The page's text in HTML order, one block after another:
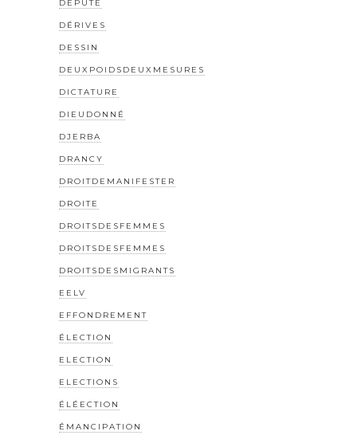
DÉPUTÉ
DÉRIVES
DESSIN
DEUXPOIDSDEUXMESURES
DICTATURE
DIEUDONNÉ
DJERBA
DRANCY
DROITDEMANIFESTER
DROITE
DROITSDESFEMMES
DROITSDESFEMMES
DROITSDESMIGRANTS
EELV
EFFONDREMENT
ÉLECTION
ELECTION
ELECTIONS
ÉLÉECTION
ÉMANCIPATION